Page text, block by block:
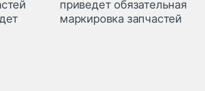
приведет обязательная
маркировка запчастей